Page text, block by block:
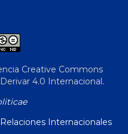
Creative Commons
4.0 Internacional.
Internacionales